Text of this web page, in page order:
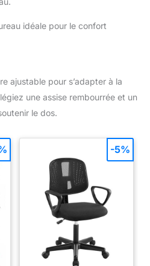
idéale pour le confort
ajustable pour s’adapter à la
une assise rembourrée et un
le dos.
-5%